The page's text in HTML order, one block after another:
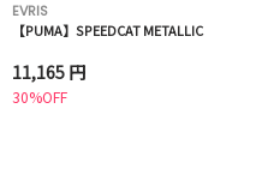
EVRIS
【PUMA】SPEEDCAT METALLIC
11,165 円
30%OFF